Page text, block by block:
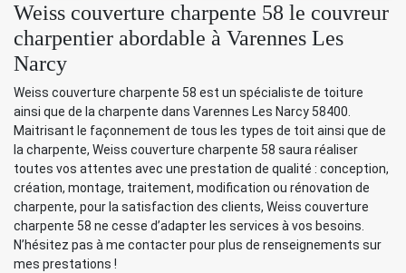
Weiss couverture charpente 58 le couvreur
charpentier abordable à Varennes Les
Narcy
Weiss couverture charpente 58 est un spécialiste de toiture
ainsi que de la charpente dans Varennes Les Narcy 58400.
Maitrisant le façonnement de tous les types de toit ainsi que de
la charpente, Weiss couverture charpente 58 saura réaliser
toutes vos attentes avec une prestation de qualité : conception,
création, montage, traitement, modification ou rénovation de
charpente, pour la satisfaction des clients, Weiss couverture
charpente 58 ne cesse d’adapter les services à vos besoins.
N’hésitez pas à me contacter pour plus de renseignements sur
mes prestations !